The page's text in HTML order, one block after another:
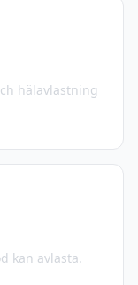
hälavlastning
kan avlasta.